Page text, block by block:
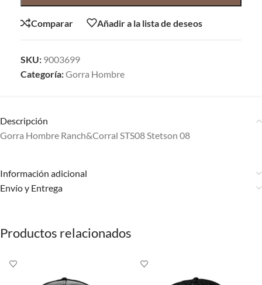
Comparar Añadir a la lista de deseos
SKU: 9003699
Categoría:Gorra Hombre
Descripción
Gorra Hombre Ranch&Corral STS08 Stetson 08
Información adicional
Envío y Entrega
Productos relacionados